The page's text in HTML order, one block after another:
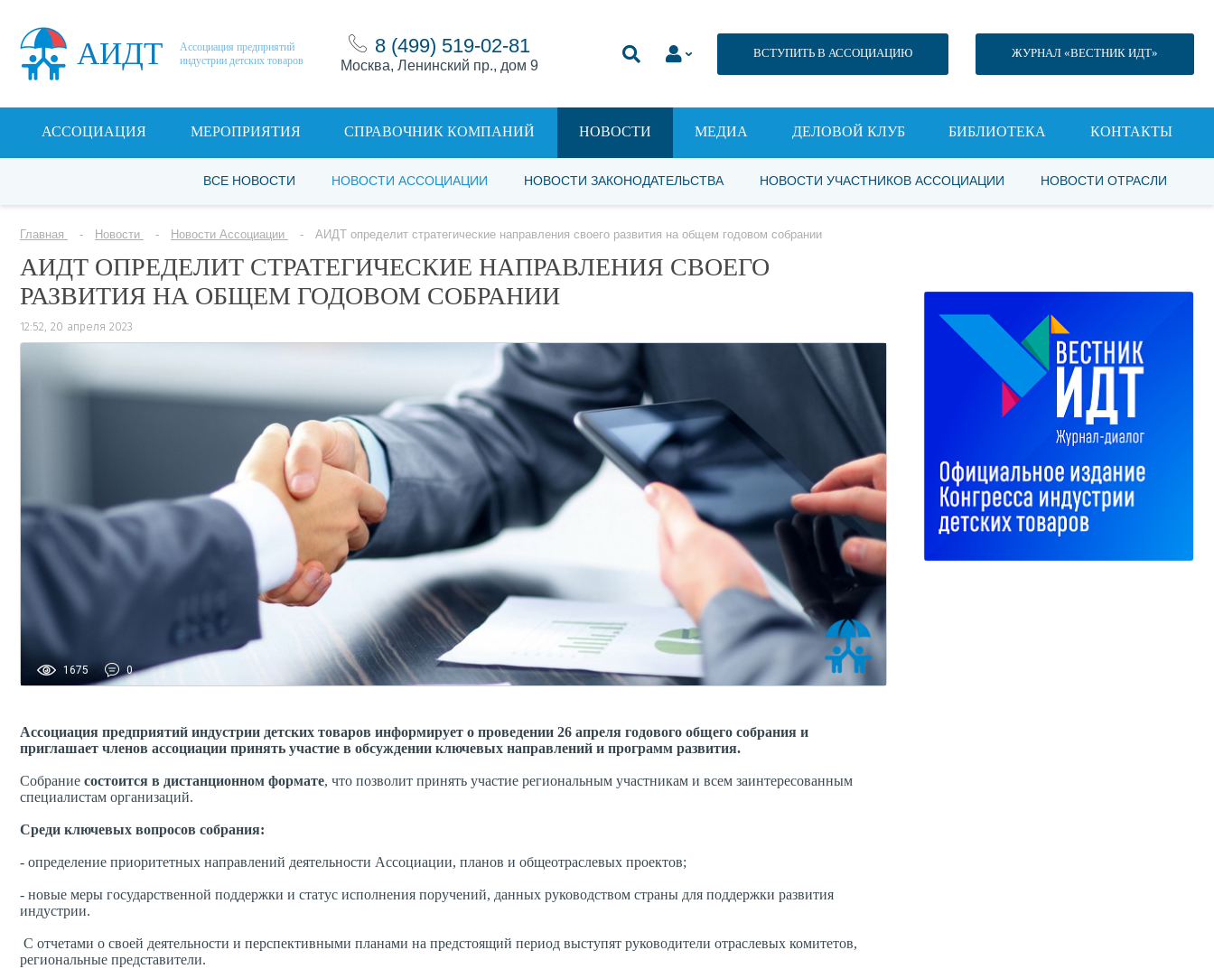
АИДТ
Ассоциация предприятий
индустрии детских товаров
8 (499) 519-02-81
Москва, Ленинский пр., дом 9
ВСТУПИТЬ В АССОЦИАЦИЮ ЖУРНАЛ «ВЕСТНИК ИДТ»
АССОЦИАЦИЯ МЕРОПРИЯТИЯ СПРАВОЧНИК КОМПАНИЙ НОВОСТИ МЕДИА ДЕЛОВОЙ КЛУБ БИБЛИОТЕКА КОНТАКТЫ
ВСЕ НОВОСТИ НОВОСТИ АССОЦИАЦИИ НОВОСТИ ЗАКОНОДАТЕЛЬСТВА НОВОСТИ УЧАСТНИКОВ АССОЦИАЦИИ НОВОСТИ ОТРАСЛИ
Главная Новости Новости Ассоциации АИДТ определит стратегические направления своего развития на общем годовом собрании
АИДТ ОПРЕДЕЛИТ СТРАТЕГИЧЕСКИЕ НАПРАВЛЕНИЯ СВОЕГО
РАЗВИТИЯ НА ОБЩЕМ ГОДОВОМ СОБРАНИИ
12:52, 20 апреля 2023
1675 0
Ассоциация предприятий индустрии детских товаров информирует о проведении 26 апреля годового общего собрания и
приглашает членов ассоциации принять участие в обсуждении ключевых направлений и программ развития.
Собрание состоится в дистанционном формате, что позволит принять участие региональным участникам и всем заинтересованным
специалистам организаций.
Среди ключевых вопросов собрания:
- определение приоритетных направлений деятельности Ассоциации, планов и общеотраслевых проектов;
- новые меры государственной поддержки и статус исполнения поручений, данных руководством страны для поддержки развития
индустрии.
С отчетами о своей деятельности и перспективными планами на предстоящий период выступят руководители отраслевых комитетов,
региональные представители.